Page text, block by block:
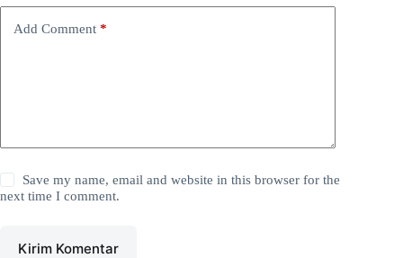
Add Comment *
Save my name, email and website in this browser for the
next time I comment.
Kirim Komentar